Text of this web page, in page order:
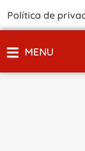
Política de
MENU